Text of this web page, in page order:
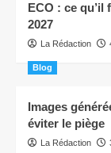
ECO : ce
2027
La Rédaction
Blog
Images
éviter le piège
La Rédaction